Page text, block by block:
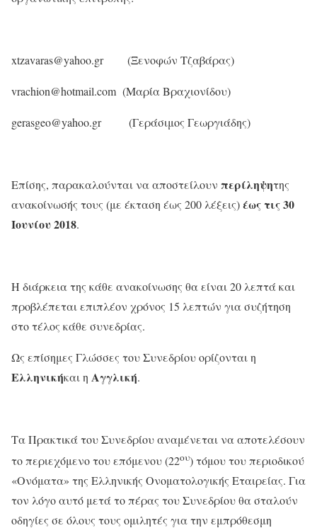
xtzavaras@yahoo.gr (Ξενοφών Τζαβάρας)
vrachion@hotmail.com (Μαρία Βραχιονίδου)
gerasgeo@yahoo.gr (Γεράσιμος Γεωργιάδης)
Eπίσης, παρακαλούνται να αποστείλουν περίληψητης
ανακοίνωσής τους (με έκταση έως 200 λέξεις)έως τις 30
Ιουνίου 2018.
Η διάρκεια της κάθε ανακοίνωσης θα είναι 20 λεπτά και
προβλέπεται επιπλέον χρόνος 15 λεπτών για συζήτηση
στο τέλος κάθε συνεδρίας.
Ως επίσημες Γλώσσες του Συνεδρίου ορίζονται η
Ελληνικήκαι η Αγγλική.
Τα Πρακτικά του Συνεδρίου αναμένεται να αποτελέσουν
το περιεχόμενο του επόμενου (22ου) τόμου του περιοδικού
«Ονόματα» της Ελληνικής Ονοματολογικής Εταιρείας. Για
τον λόγο αυτό μετά το πέρας του Συνεδρίου θα σταλούν
οδηγίες σε όλους τους ομιλητές για την εμπρόθεσμη